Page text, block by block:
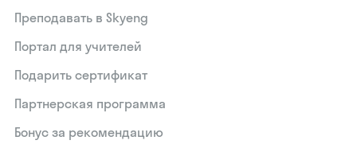
Преподавать в Skyeng
Портал для учителей
Подарить сертификат
Партнерская программа
Бонус за рекомендацию